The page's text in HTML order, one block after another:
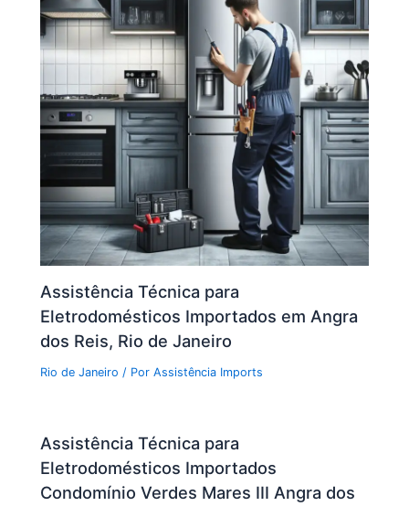
Assistência Técnica para
Eletrodomésticos Importados em Angra
dos Reis, Rio de Janeiro
Rio de Janeiro / PorAssistência Imports
Assistência Técnica para
Eletrodomésticos Importados
Condomínio Verdes Mares III Angra dos